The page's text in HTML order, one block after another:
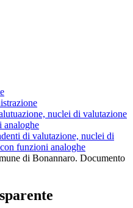
nuclei di valutazione
analoghe
di valutazione, nuclei di
funzioni analoghe
di Bonannaro. Documento